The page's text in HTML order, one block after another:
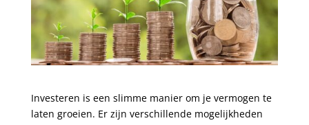
Investeren is een slimme manier om je vermogen te
laten groeien. Er zijn verschillende mogelijkheden